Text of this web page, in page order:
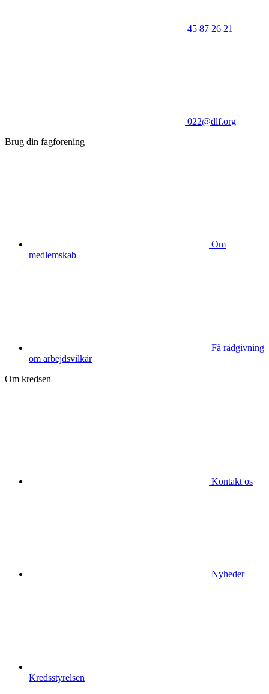
45 87 26 21
022@dlf.org
Brug din fagforening
Om
medlemskab
Få rådgivning
om arbejdsvilkår
Om kredsen
Kontakt os
Nyheder
Kredsstyrelsen